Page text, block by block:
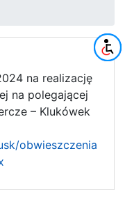
na realizację
na polegającej
– Klukówek
obwieszczenia